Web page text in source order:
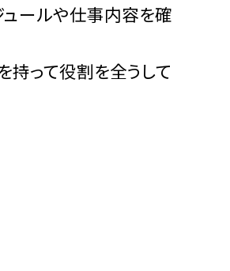
ュールや仕事内容を確
を持って役割を全うして